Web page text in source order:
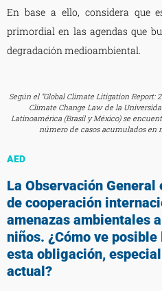
En base a ello, considera que
primordial en las agendas que
degradación medioambiental.
Según el “Global Climate Litigation Report:
Climate Change Law de la
Latinoamérica (Brasil y México) se
número de casos acumulados en
AED
La Observación
de cooperación
amenazas ambientales
niños. ¿Cómo ve
esta obligación,
actual?